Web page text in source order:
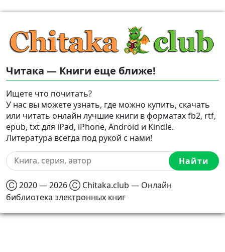
Читака — Книги еще ближе!
Ищете что почитать?
У нас вы можете узнать, где можно купить, скачать
или читать онлайн лучшие книги в форматах fb2, rtf,
epub, txt для iPad, iPhone, Android и Kindle.
Литература всегда под рукой с нами!
Найти
Ⓒ 2020 — 2026 Ⓒ Chitaka.club — Онлайн
библиотека электронных книг